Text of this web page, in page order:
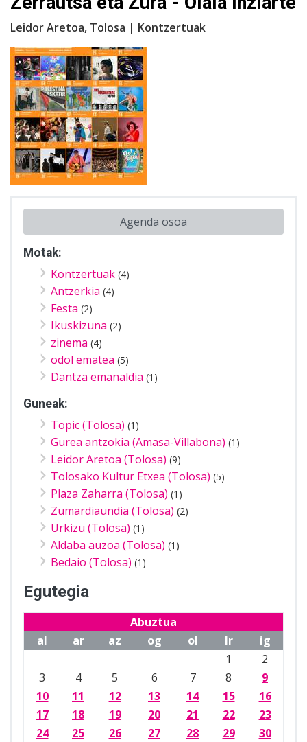
Leidor Aretoa, Tolosa | Kontzertuak
Agenda osoa
Motak:
Kontzertuak (4)
Antzerkia (4)
Festa (2)
Ikuskizuna (2)
zinema (4)
odol ematea (5)
Dantza emanaldia (1)
Guneak:
Topic (Tolosa) (1)
Gurea antzokia (Amasa-Villabona) (1)
Leidor Aretoa (Tolosa) (9)
Tolosako Kultur Etxea (Tolosa) (5)
Plaza Zaharra (Tolosa) (1)
Zumardiaundia (Tolosa) (2)
Urkizu (Tolosa) (1)
Aldaba auzoa (Tolosa) (1)
Bedaio (Tolosa) (1)
Egutegia
Abuztua
al
ar az og ol lr
ig
1
2
3
4 5 6 7 8
9
10
11 12 13 14 15
16
17
18 19 20 21 22
23
24
25 26 27 28 29
30